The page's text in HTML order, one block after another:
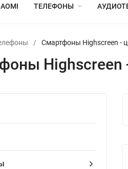
ТЕЛЕФОНЫ
/ Смартфоны Highscreen -
Highscreen